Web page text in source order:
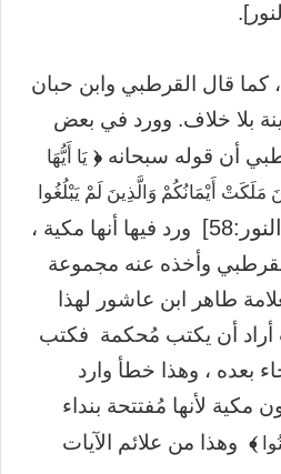
كما قال القرطبي وابن حبان
بلا خلاف. وورد في بعض
أن قوله سبحانه ﴿ يَا أَيُّهَا
مَلَكَتْ أَيْمَانُكُمْ وَالَّذِينَ لَمْ يَبْلُغُوا
ورد فيها أنها مكية ،
وأخذه عنه مجموعة
طاهر ابن عاشور لهذا
أراد أن يكتب مُحكمة فكتب
بعده ، وهذا خطأ وارد
مكية لأنها مُفتتحة بنداء
﴾ وهذا من علائم الآيات